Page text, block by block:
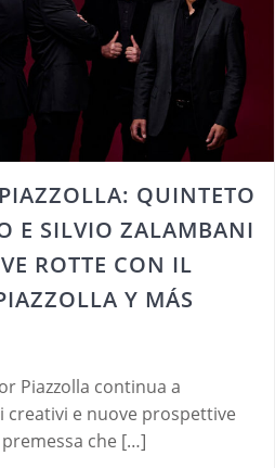
QUINTETO
E SILVIO ZALAMBANI
ROTTE CON IL
Y MÁS
Piazzolla continua a
creativi e nuove prospettive
che […]